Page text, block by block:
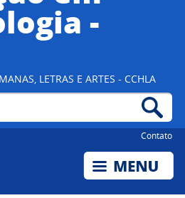
Legislação
Canais
-
LETRAS E ARTES - CCHLA
Contato